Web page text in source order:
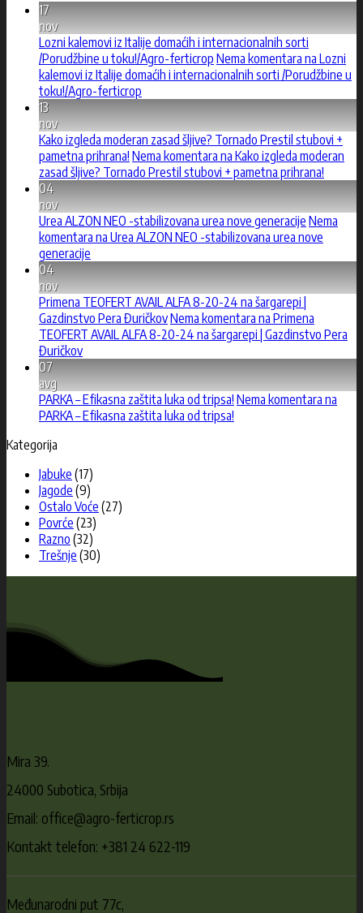
17
nov
Lozni kalemovi iz Italije domaćih i internacionalnih sorti
/Porudžbine u toku!/Agro-ferticrop Nema komentara na Lozni
kalemovi iz Italije domaćih i internacionalnih sorti /Porudžbine u
toku!/Agro-ferticrop
13
nov
Kako izgleda moderan zasad šljive? Tornado Prestil stubovi +
pametna prihrana! Nema komentara na Kako izgleda moderan
zasad šljive? Tornado Prestil stubovi + pametna prihrana!
04
nov
Urea ALZON NEO -stabilizovana urea nove generacije Nema
komentara na Urea ALZON NEO -stabilizovana urea nove
generacije
04
nov
Primena TEOFERT AVAIL ALFA 8-20-24 na šargarepi |
Gazdinstvo Pera ĐuričkovNema komentara na Primena
TEOFERT AVAIL ALFA 8-20-24 na šargarepi | Gazdinstvo Pera
Đuričkov
07
avg
PARKA – Efikasna zaštita luka od tripsa! Nema komentara na
PARKA – Efikasna zaštita luka od tripsa!
Kategorija
Jabuke (17)
Jagode (9)
Ostalo Voće (27)
Povrće (23)
Razno (32)
Trešnje (30)
Mira 39.
24000 Subotica, Srbija
Email: office@agro-ferticrop.rs
Kontakt telefon: +381 24 622-119
Međunarodni put 77c,